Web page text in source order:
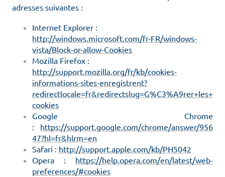
adresses suivantes :
Internet Explorer :
http://windows.microsoft.com/fr-FR/windows-
vista/Block-or-allow-Cookies
Mozilla Firefox :
http://support.mozilla.org/fr/kb/cookies-
informations-sites-enregistrent?
redirectlocale=fr&redirectslug=G%C3%A9rer+les+
cookies
Google Chrome
: https://support.google.com/chrome/answer/956
47?hl=fr&hlrm=en
Safari : http://support.apple.com/kb/PH5042
Opera : https://help.opera.com/en/latest/web-
preferences/#cookies